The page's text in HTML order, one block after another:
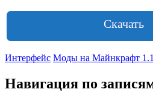
Скачать
Интерфейс Моды на Майнкрафт
Навигация по